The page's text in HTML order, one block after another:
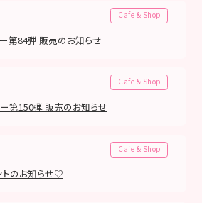
Cafe & Shop
第84弾 販売のお知らせ
Cafe & Shop
第150弾 販売のお知らせ
Cafe & Shop
トのお知らせ♡